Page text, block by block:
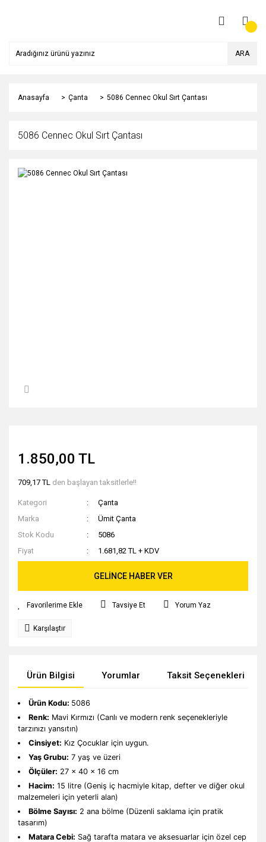
ARA
Anasayfa Çanta 5086 Cennec Okul Sırt Çantası
5086 Cennec Okul Sırt Çantası
1.850,00 TL
709,17 TL den başlayan taksitlerle!!
Kategori
Çanta
Marka
Ümit Çanta
Stok Kodu
5086
Fiyat
1.681,82 TL + KDV
GELİNCE HABER VER
Tavsiye Et Yorum Yaz
Karşılaştır
Ürün Bilgisi Yorumlar Taksit Seçenekleri
Ürün Kodu: 5086
Renk: Mavi Kırmızı (Canlı ve modern renk seçenekleriyle
tarzınızı yansıtın)
Cinsiyet: Kız Çocuklar için uygun.
Yaş Grubu: 7 yaş ve üzeri
Ölçüler: 27 x 40 x 16 cm
Hacim: 15 litre (Geniş iç hacmiyle kitap, defter ve diğer okul
malzemeleri için yeterli alan)
Bölme Sayısı: 2 ana bölme (Düzenli saklama için pratik
tasarım)
Matara Cebi: Sağ tarafta matara ve aksesuarlar için özel cep